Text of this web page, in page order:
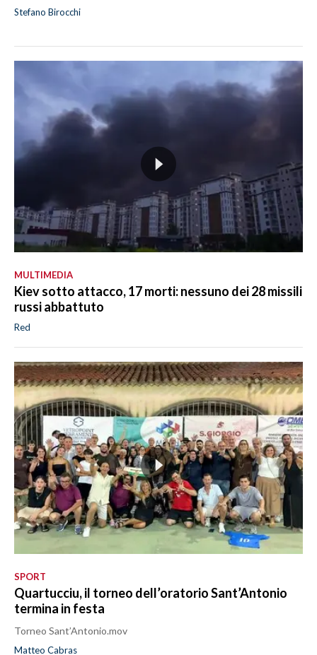
Stefano Birocchi
MULTIMEDIA
Kiev sotto attacco, 17 morti: nessuno dei 28 missili
russi abbattuto
Red
SPORT
Quartucciu, il torneo dell’oratorio Sant’Antonio
termina in festa
Torneo Sant’Antonio.mov
Matteo Cabras